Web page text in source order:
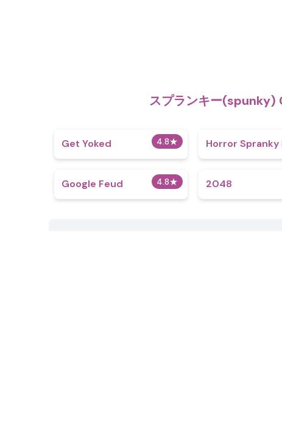
スプランキー(spunky)
4.8★
Get Yoked Horror Spranky
4.8★
Google Feud 2048